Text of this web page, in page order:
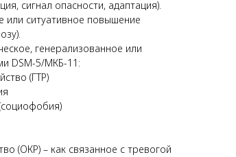
сигнал опасности, адаптация).
или ситуативное повышение
генерализованное или
DSM-5/МКБ-11:
(ГТР)
(ОКР) – как связанное с тревогой